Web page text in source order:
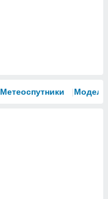
Метеоспутники Модели